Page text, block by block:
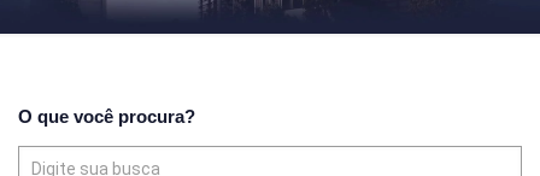
O que você procura?